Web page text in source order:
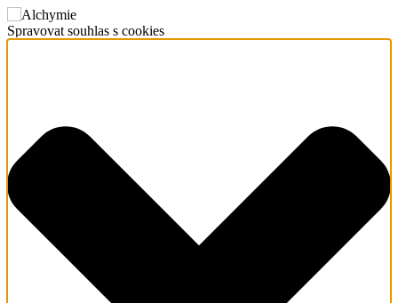
Spravovat souhlas s cookies